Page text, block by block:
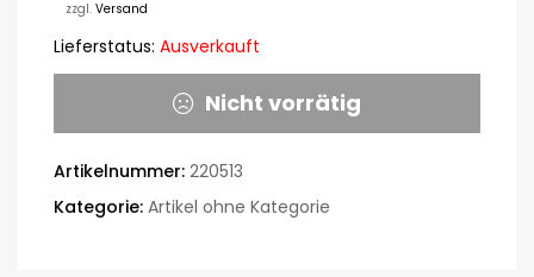
zzgl. Versand
Lieferstatus: Ausverkauft
Nicht vorrätig
Artikelnummer: 220513
Kategorie: Artikel ohne Kategorie